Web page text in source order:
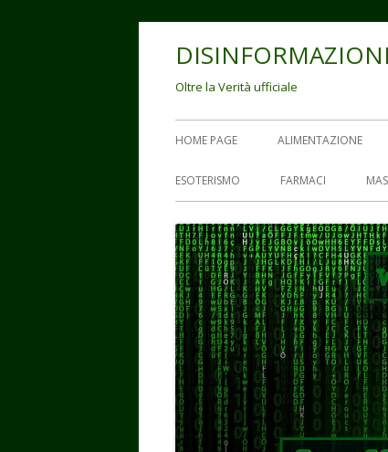
Oltre la Verità ufficiale
Menu
principale
HOME PAGE ALIMENTAZIONE
ESOTERISMO FARMACI